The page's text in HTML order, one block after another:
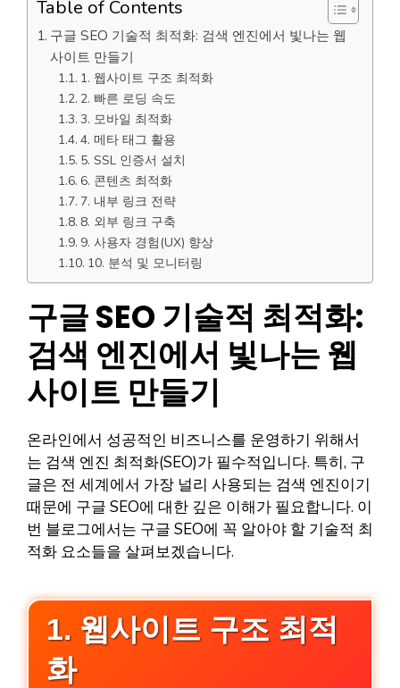
Table of Contents
구글 SEO 기술적 최적화: 검색 엔진에서 빛나는 웹
사이트 만들기
1. 웹사이트 구조 최적화
2. 빠른 로딩 속도
3. 모바일 최적화
4. 메타 태그 활용
5. SSL 인증서 설치
6. 콘텐츠 최적화
7. 내부 링크 전략
8. 외부 링크 구축
9. 사용자 경험(UX) 향상
10. 분석 및 모니터링
구글 SEO 기술적 최적화:
검색 엔진에서 빛나는 웹
사이트 만들기
온라인에서 성공적인 비즈니스를 운영하기 위해서
는 검색 엔진 최적화(SEO)가 필수적입니다. 특히, 구
글은 전 세계에서 가장 널리 사용되는 검색 엔진이기
때문에 구글 SEO에 대한 깊은 이해가 필요합니다. 이
번 블로그에서는 구글 SEO에 꼭 알아야 할 기술적 최
적화 요소들을 살펴보겠습니다.
1. 웹사이트 구조 최적
화